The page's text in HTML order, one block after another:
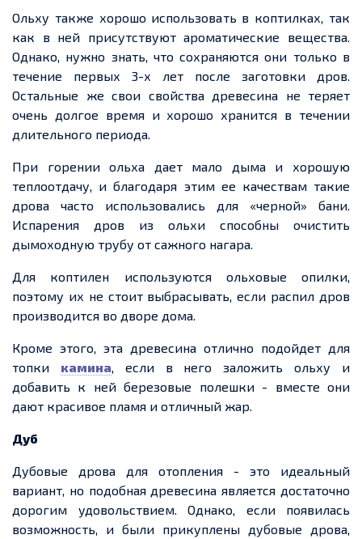
Ольху также хорошо использовать в коптилках, так
как в ней присутствуют ароматические вещества.
Однако, нужно знать, что сохраняются они только в
течение первых 3-х лет после заготовки дров.
Остальные же свои свойства древесина не теряет
очень долгое время и хорошо хранится в течении
длительного периода.
При горении ольха даетмало дыма и хорошую
теплоотдачу, и благодаря этим ее качествам такие
дрова часто использовались для «черной» бани.
Испарения дров из ольхи способны очистить
дымоходную трубу от сажного нагара.
Для коптилен используются ольховые опилки,
поэтому их не стоит выбрасывать, если распил дров
производится во дворе дома.
Кроме этого, эта древесина отлично подойдет для
топки камина, если в него заложить ольху и
добавить к нейберезовые полешки - вместе они
дают красивое пламя и отличный жар.
Дуб
Дубовые дрова для отопления - это идеальный
вариант, но подобная древесина является достаточно
дорогим удовольствием. Однако, если появилась
возможность, и были прикуплены дубовые дрова,